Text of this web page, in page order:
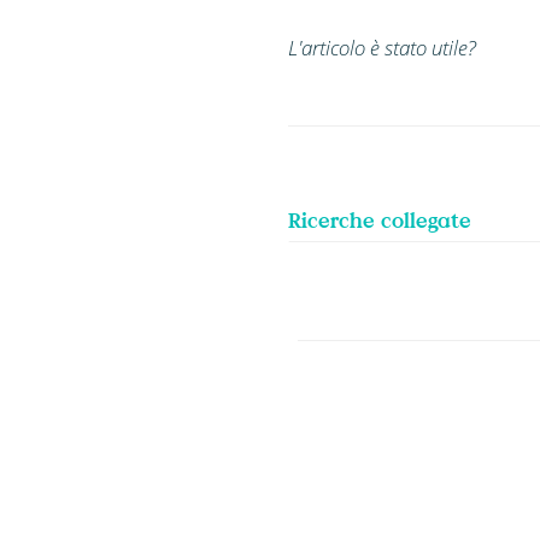
L'articolo è stato utile?
Ricerche collegate